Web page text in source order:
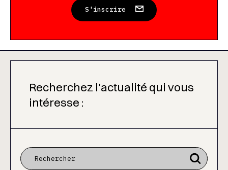
S'inscrire
Recherchez l'actualité qui vous
intéresse :